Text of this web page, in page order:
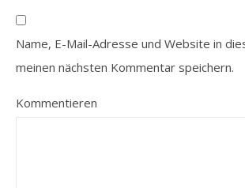
Name, E-Mail-Adresse und Website in
meinen nächsten Kommentar speichern.
Kommentieren